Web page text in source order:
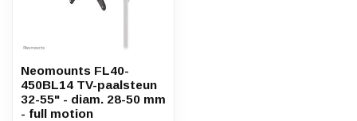
Neomounts FL40-
450BL14 TV-paalsteun
32-55" - diam. 28-50 mm
- full motion